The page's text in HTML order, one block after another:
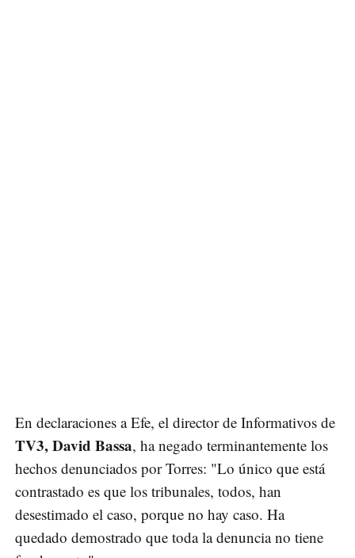
En declaraciones a Efe, el director de Informativos de
TV3, David Bassa, ha negado terminantemente los
hechos denunciados por Torres: "Lo único que está
contrastado es que los tribunales, todos, han
desestimado el caso, porque no hay caso. Ha
quedado demostrado que toda la denuncia no tiene